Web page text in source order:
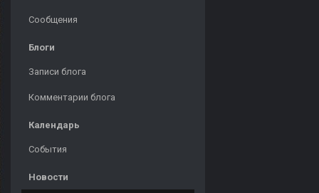
Сообщения
Блоги
Записи блога
Комментарии блога
Календарь
События
Новости